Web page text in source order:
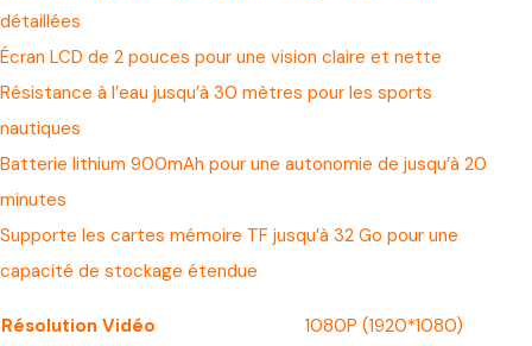
détaillées
Écran LCD de 2 pouces pour une vision claire et nette
Résistance à l’eau jusqu’à 30 mètres pour les sports
nautiques
Batterie lithium 900mAh pour une autonomie de jusqu’à 20
minutes
Supporte les cartes mémoire TF jusqu’à 32 Go pour une
capacité de stockage étendue
Résolution Vidéo 1080P (1920*1080)